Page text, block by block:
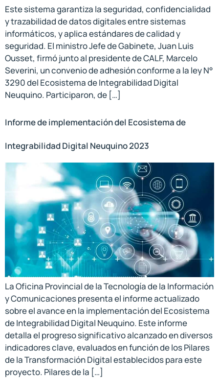
Este sistema garantiza la seguridad, confidencialidad
y trazabilidad de datos digitales entre sistemas
informáticos, y aplica estándares de calidad y
seguridad. El ministro Jefe de Gabinete, Juan Luis
Ousset, firmó junto al presidente de CALF, Marcelo
Severini, un convenio de adhesión conforme a la ley N°
3290 del Ecosistema de Integrabilidad Digital
Neuquino. Participaron, de […]
Informe de implementación del Ecosistema de
Integrabilidad Digital Neuquino 2023
La Oficina Provincial de la Tecnología de la Información
y Comunicaciones presenta el informe actualizado
sobre el avance en la implementación del Ecosistema
de Integrabilidad Digital Neuquino. Este informe
detalla el progreso significativo alcanzado en diversos
indicadores clave, evaluados en función de los Pilares
de la Transformación Digital establecidos para este
proyecto. Pilares de la […]